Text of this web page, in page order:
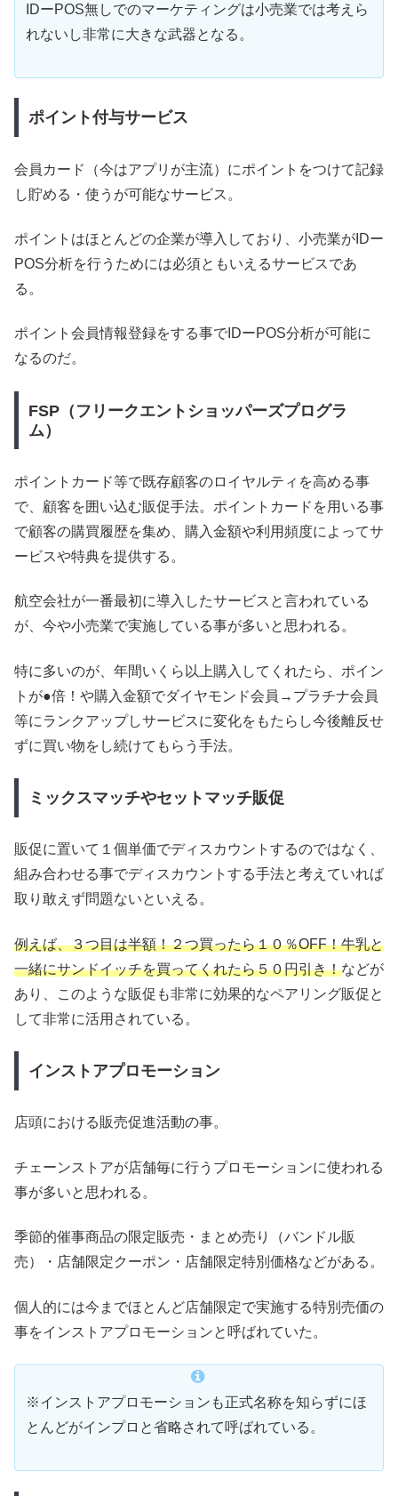
IDーPOS無しでのマーケティングは小売業では考えら
れないし非常に大きな武器となる。
ポイント付与サービス
会員カード（今はアプリが主流）にポイントをつけて記録
し貯める・使うが可能なサービス。
ポイントはほとんどの企業が導入しており、小売業がIDー
POS分析を行うためには必須ともいえるサービスであ
る。
ポイント会員情報登録をする事でIDーPOS分析が可能に
なるのだ。
FSP（フリークエントショッパーズプログラ
ム）
ポイントカード等で既存顧客のロイヤルティを高める事
で、顧客を囲い込む販促手法。ポイントカードを用いる事
で顧客の購買履歴を集め、購入金額や利用頻度によってサ
ービスや特典を提供する。
航空会社が一番最初に導入したサービスと言われている
が、今や小売業で実施している事が多いと思われる。
特に多いのが、年間いくら以上購入してくれたら、ポイン
トが●倍！や購入金額でダイヤモンド会員→プラチナ会員
等にランクアップしサービスに変化をもたらし今後離反せ
ずに買い物をし続けてもらう手法。
ミックスマッチやセットマッチ販促
販促に置いて１個単価でディスカウントするのではなく、
組み合わせる事でディスカウントする手法と考えていれば
取り敢えず問題ないといえる。
例えば、３つ目は半額！２つ買ったら１０％OFF！牛乳と
一緒にサンドイッチを買ってくれたら５０円引き！などが
あり、このような販促も非常に効果的なペアリング販促と
して非常に活用されている。
インストアプロモーション
店頭における販売促進活動の事。
チェーンストアが店舗毎に行うプロモーションに使われる
事が多いと思われる。
季節的催事商品の限定販売・まとめ売り（バンドル販
売）・店舗限定クーポン・店舗限定特別価格などがある。
個人的には今までほとんど店舗限定で実施する特別売価の
事をインストアプロモーションと呼ばれていた。
※インストアプロモーションも正式名称を知らずにほ
とんどがインプロと省略されて呼ばれている。